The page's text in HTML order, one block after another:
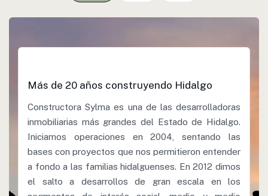
Más de 20 años construyendo Hidalgo
Constructora Sylma es una de las desarrolladoras
inmobiliarias más grandes del Estado de Hidalgo.
Iniciamos operaciones en 2004, sentando las
bases con proyectos que nos permitieron entender
a fondo a las familias hidalguenses. En 2012 dimos
el salto a desarrollos de gran escala en los